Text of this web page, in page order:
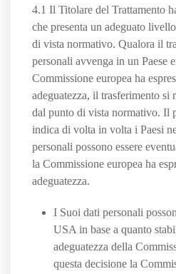
4.1 Il Titolare del Trattamento
che presenta un adeguato
di vista normativo. Qualora il
personali avvenga in un Paese
Commissione europea ha
adeguatezza, il trasferimento si
dal punto di vista normativo. Il
indica di volta in volta i Paesi
personali possono essere
la Commissione europea ha
adeguatezza.
I Suoi dati personali
USA in base a quanto
adeguatezza della
questa decisione la